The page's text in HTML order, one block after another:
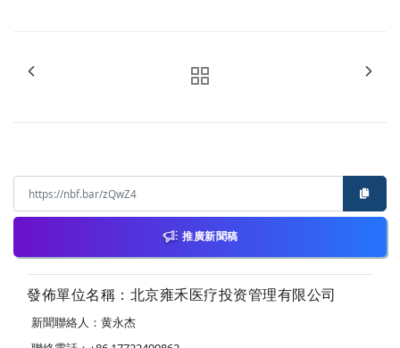
推廣新聞稿
發佈單位名稱：北京雍禾医疗投资管理有限公司
新聞聯絡人：黄永杰